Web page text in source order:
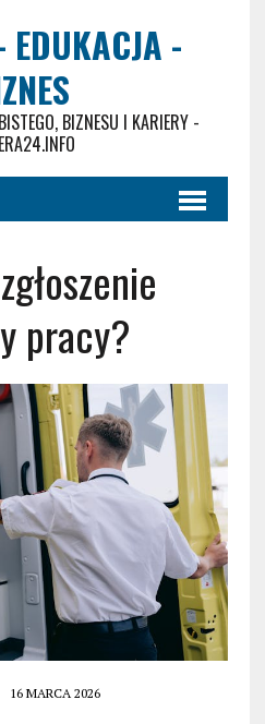
-
BIZNESU I KARIERY -
pracy?
16 MARCA 2026